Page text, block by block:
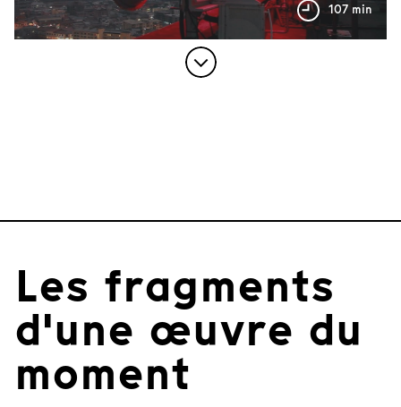
107 min
Les fragments
d'une œuvre du
moment